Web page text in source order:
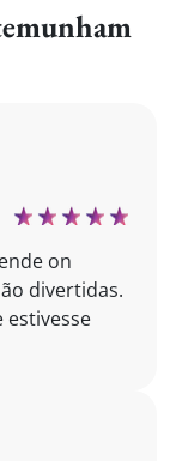
on
divertidas.
estivesse